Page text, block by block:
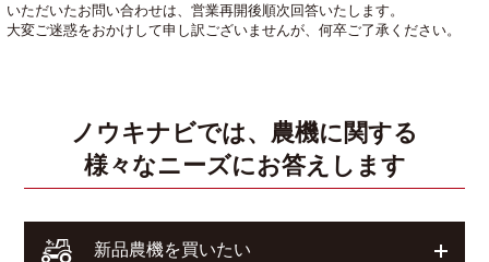
いただいたお問い合わせは、営業再開後順次回答いたします。
大変ご迷惑をおかけして申し訳ございませんが、何卒ご了承ください。
ノウキナビでは、農機に関する
様々なニーズにお答えします
新品農機を買いたい